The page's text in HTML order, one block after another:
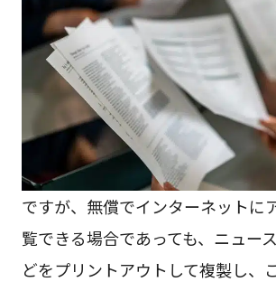
ですが、無償でインターネットに
覧できる場合であっても、ニュー
どをプリントアウトして複製し、